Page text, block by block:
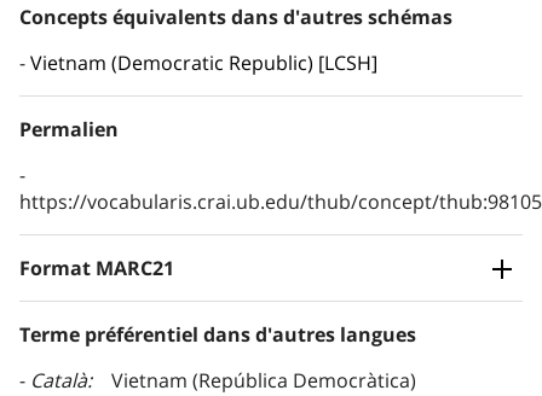
Concepts équivalents dans d'autres schémas
Vietnam (Democratic Republic) [LCSH]
Permalien
https://vocabularis.crai.ub.edu/thub/concept/
Format MARC21
Terme préférentiel dans d'autres langues
Català
Vietnam (República Democràtica)